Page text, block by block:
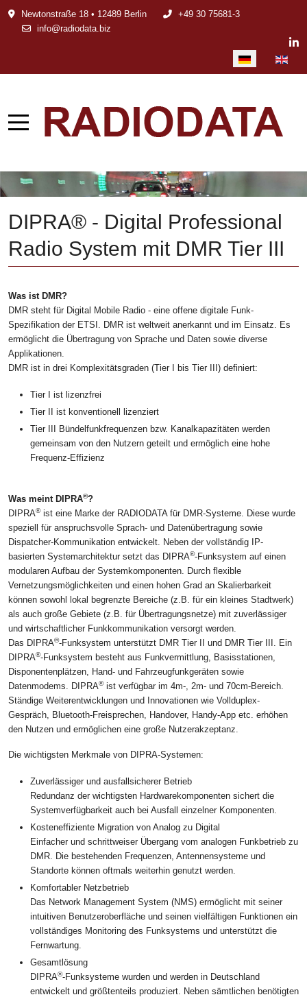
Newtonstraße 18 • 12489 Berlin
+49 30 75681-3
info@radiodata.biz
Sprache auswählen
DIPRA® - Digital Professional
Radio System mit DMR Tier III
Was ist DMR?
DMR steht für Digital Mobile Radio - eine offene digitale Funk-
Spezifikation der ETSI. DMR ist weltweit anerkannt und im Einsatz. Es
ermöglicht die Übertragung von Sprache und Daten sowie diverse
Applikationen.
DMR ist in drei Komplexitätsgraden (Tier I bis Tier III) definiert:
Tier I ist lizenzfrei
Tier II ist konventionell lizenziert
Tier III Bündelfunkfrequenzen bzw. Kanalkapazitäten werden
gemeinsam von den Nutzern geteilt und ermöglich eine hohe
Frequenz-Effizienz
Was meint DIPRA®?
DIPRA®ist eine Marke der RADIODATA für DMR-Systeme. Diese wurde
speziell für anspruchsvolle Sprach- und Datenübertragung sowie
Dispatcher-Kommunikation entwickelt. Neben der vollständig IP-
basierten Systemarchitektur setzt das DIPRA®-Funksystem auf einen
modularen Aufbau der Systemkomponenten. Durch flexible
Vernetzungsmöglichkeiten und einen hohen Grad an Skalierbarkeit
können sowohl lokal begrenzte Bereiche (z.B. für ein kleines Stadtwerk)
als auch große Gebiete (z.B. für Übertragungsnetze) mit zuverlässiger
und wirtschaftlicher Funkkommunikation versorgt werden.
Das DIPRA®-Funksystem unterstützt DMR Tier II und DMR Tier III. Ein
DIPRA®-Funksystem besteht aus Funkvermittlung, Basisstationen,
Disponentenplätzen, Hand- und Fahrzeugfunkgeräten sowie
Datenmodems. DIPRA®ist verfügbar im 4m-, 2m- und 70cm-Bereich.
Ständige Weiterentwicklungen und Innovationen wie Vollduplex-
Gespräch, Bluetooth-Freisprechen, Handover, Handy-App etc. erhöhen
den Nutzen und ermöglichen eine große Nutzerakzeptanz.
Die wichtigsten Merkmale von DIPRA-Systemen:
Zuverlässiger und ausfallsicherer Betrieb
Redundanz der wichtigsten Hardwarekomponenten sichert die
Systemverfügbarkeit auch bei Ausfall einzelner Komponenten.
Kosteneffiziente Migration von Analog zu Digital
Einfacher und schrittweiser Übergang vom analogen Funkbetrieb zu
DMR. Die bestehenden Frequenzen, Antennensysteme und
Standorte können oftmals weiterhin genutzt werden.
Komfortabler Netzbetrieb
Das Network Management System (NMS) ermöglicht mit seiner
intuitiven Benutzeroberfläche und seinen vielfältigen Funktionen ein
vollständiges Monitoring des Funksystems und unterstützt die
Fernwartung.
Gesamtlösung
DIPRA®-Funksysteme wurden und werden in Deutschland
entwickelt und größtenteils produziert. Neben sämtlichen benötigten